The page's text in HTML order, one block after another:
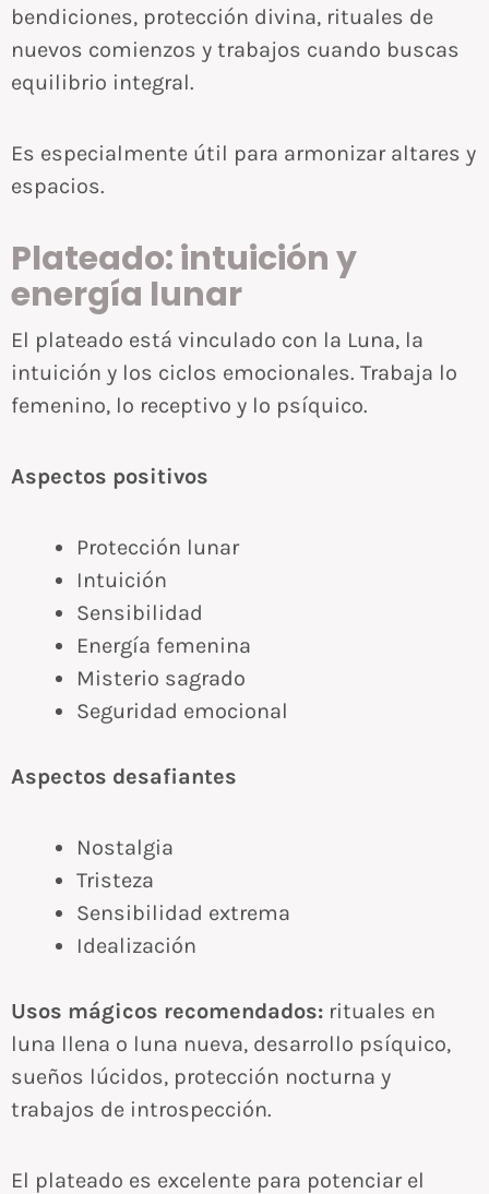
bendiciones, protección divina, rituales de
nuevos comienzos y trabajos cuando buscas
equilibrio integral.
Es especialmente útil para armonizar altares y
espacios.
Plateado: intuición y
energía lunar
El plateado está vinculado con la Luna, la
intuición y los ciclos emocionales. Trabaja lo
femenino, lo receptivo y lo psíquico.
Aspectos positivos
Protección lunar
Intuición
Sensibilidad
Energía femenina
Misterio sagrado
Seguridad emocional
Aspectos desafiantes
Nostalgia
Tristeza
Sensibilidad extrema
Idealización
Usos mágicos recomendados: rituales en
luna llena o luna nueva, desarrollo psíquico,
sueños lúcidos, protección nocturna y
trabajos de introspección.
El plateado es excelente para potenciar el